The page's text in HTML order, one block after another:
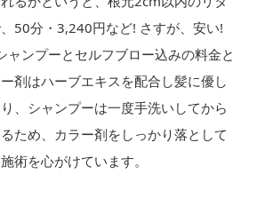
50分・3,240円など! さすが、安い!
ャンプーとセルフブロー込みの料金と
剤はハーブエキスを配合し髪に優し
、シャンプーは一度手洗いしてから
ため、カラー剤をしっかり落として
術を心がけています。